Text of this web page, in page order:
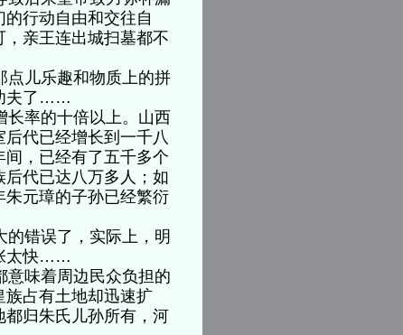
行动自由和交往自
亲王连出城扫墓都不
儿乐趣和物质上的拼
功夫了……
率的十倍以上。山西
代已经增长到一千八
，已经有了五千多个
代已达八万多人；如
元璋的子孙已经繁衍
错误了，实际上，明
张太快……
味着周边民众负担的
占有土地却迅速扩
归朱氏儿孙所有，河